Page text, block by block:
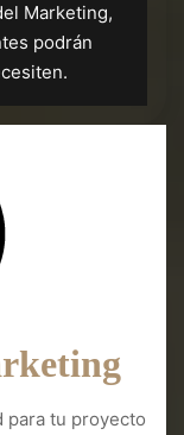
Marketing,
podrán
para tu proyecto